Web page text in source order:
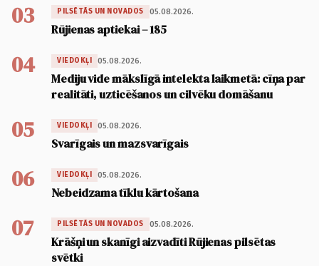
03 PILSĒTĀS UN NOVADOS 05.08.2026.
Rūjienas aptiekai – 185
04 VIEDOKĻI 05.08.2026.
Mediju vide mākslīgā intelekta laikmetā: cīņa par
realitāti, uzticēšanos un cilvēku domāšanu
05 VIEDOKĻI 05.08.2026.
Svarīgais un mazsvarīgais
06 VIEDOKĻI 05.08.2026.
Nebeidzama tīklu kārtošana
07 PILSĒTĀS UN NOVADOS 05.08.2026.
Krāšņi un skanīgi aizvadīti Rūjienas pilsētas
svētki